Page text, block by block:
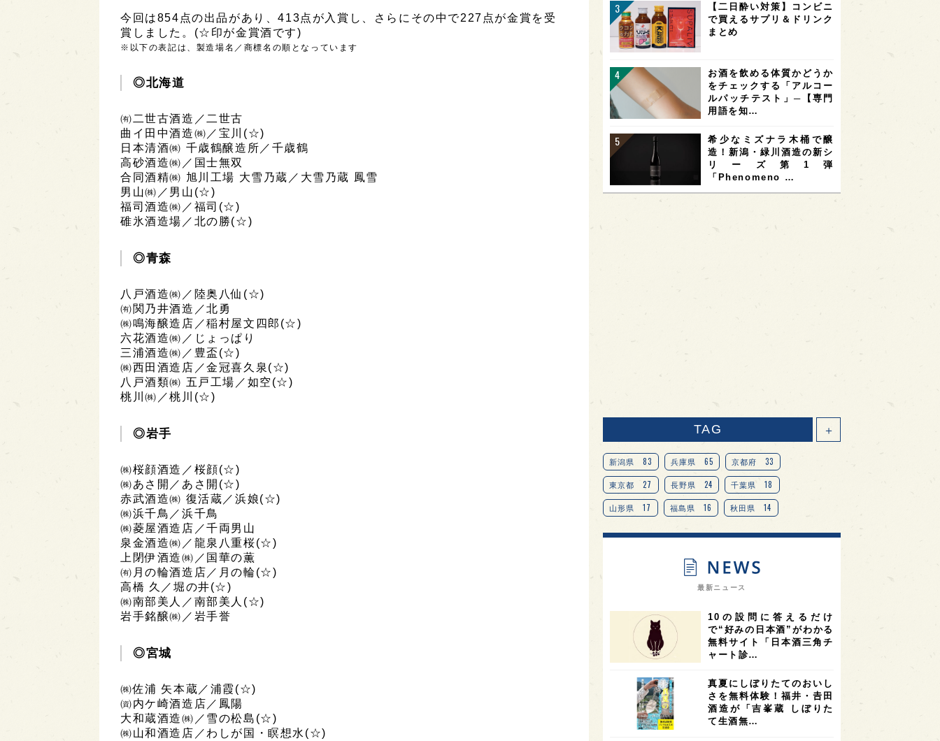
今回は854点の出品があり、413点が入賞し、さらにその中で227点が金賞を受
賞しました。(☆印が金賞酒です)
※以下の表記は、製造場名／商標名の順となっています
◎北海道
㈲二世古酒造／二世古
曲イ田中酒造㈱／宝川(☆)
日本清酒㈱ 千歳鶴醸造所／千歳鶴
高砂酒造㈱／国士無双
合同酒精㈱ 旭川工場 大雪乃蔵／大雪乃蔵 鳳雪
男山㈱／男山(☆)
福司酒造㈱／福司(☆)
碓氷酒造場／北の勝(☆)
◎青森
八戸酒造㈱／陸奥八仙(☆)
㈲関乃井酒造／北勇
㈱鳴海醸造店／稲村屋文四郎(☆)
六花酒造㈱／じょっぱり
三浦酒造㈱／豊盃(☆)
㈱西田酒造店／金冠喜久泉(☆)
八戸酒類㈱ 五戸工場／如空(☆)
桃川㈱／桃川(☆)
◎岩手
㈱桜顔酒造／桜顔(☆)
㈱あさ開／あさ開(☆)
赤武酒造㈱ 復活蔵／浜娘(☆)
㈱浜千鳥／浜千鳥
㈱菱屋酒造店／千両男山
泉金酒造㈱／龍泉八重桜(☆)
上閉伊酒造㈱／国華の薫
㈲月の輪酒造店／月の輪(☆)
高橋 久／堀の井(☆)
㈱南部美人／南部美人(☆)
岩手銘醸㈱／岩手誉
◎宮城
㈱佐浦 矢本蔵／浦霞(☆)
㈾内ケ崎酒造店／鳳陽
大和蔵酒造㈱／雪の松島(☆)
㈱山和酒造店／わしが国・瞑想水(☆)
【二日酔い対策】コンビニ
で買えるサプリ＆ドリンク
まとめ
お酒を飲める体質かどうか
をチェックする「アルコー
ルパッチテスト」─【専門
用語を知…
希少なミズナラ木桶で醸
造！新潟・緑川酒造の新シ
リーズ第1弾
「Phenomeno …
TAG ＋
新潟県 83 兵庫県 65 京都府 33
東京都 27 長野県 24 千葉県 18
山形県 17 福島県 16 秋田県 14
愛知県 14 宮城県 14 岐阜県 13
オピニオンリーダーの視点 9
奈良県 滋賀県 7 和歌山県 6
富山県 6 フランス 6 高知県 5 島根県 5
4 アメリカ 4 神奈川県 4
4 三重県 大阪府 3
最新ニュース
10の設問に答えるだけ
で“好みの日本酒”がわかる
無料サイト「日本酒三角チ
ャート診…
真夏にしぼりたてのおいし
さを無料体験！福井・𠮷田
酒造が「吉峯蔵 しぼりた
て生酒無…